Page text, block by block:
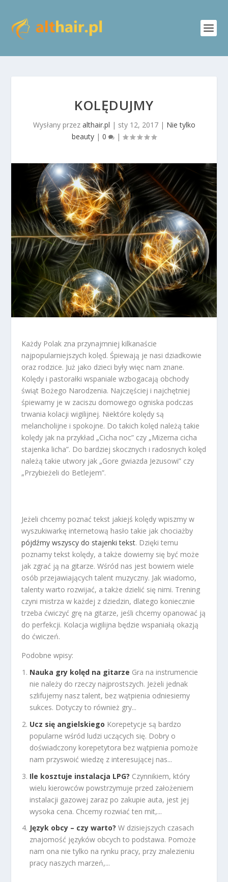
KOLĘDUJMY
Wysłany przez althair.pl | sty 12, 2017| Nie tylko
beauty | 0 |
Każdy Polak zna przynajmniej kilkanaście
najpopularniejszych kolęd. Śpiewają je nasi dziadkowie
oraz rodzice. Już jako dzieci były więc nam znane.
Kolędy i pastorałki wspaniale wzbogacają obchody
świąt Bożego Narodzenia. Najczęściej i najchętniej
śpiewamy je w zaciszu domowego ogniska podczas
trwania kolacji wigilijnej. Niektóre kolędy są
melancholijne i spokojne. Do takich kolęd należą takie
kolędy jak na przykład „Cicha noc” czy „Mizerna cicha
stajenka licha”. Do bardziej skocznych i radosnych kolęd
należą takie utwory jak „Gore gwiazda Jezusowi” czy
„Przybieżeli do Betlejem”.
Jeżeli chcemy poznać tekst jakiejś kolędy wpiszmy w
wyszukiwarkę internetową hasło takie jak chociażby
pójdźmy wszyscy do stajenki tekst. Dzięki temu
poznamy tekst kolędy, a także dowiemy się być może
jak zgrać ją na gitarze. Wśród nas jest bowiem wiele
osób przejawiających talent muzyczny. Jak wiadomo,
talenty warto rozwijać, a także dzielić się nimi. Trening
czyni mistrza w każdej z dziedzin, dlatego koniecznie
trzeba ćwiczyć grę na gitarze, jeśli chcemy opanować ją
do perfekcji. Kolacja wigilijna będzie wspaniałą okazją
do ćwiczeń.
Podobne wpisy:
Nauka gry kolęd na gitarze Gra na instrumencie
nie należy do rzeczy najprostszych. Jeżeli jednak
szlifujemy nasz talent, bez wątpienia odniesiemy
sukces. Dotyczy to również gry...
Ucz się angielskiego Korepetycje są bardzo
popularne wśród ludzi uczących się. Dobry o
doświadczony korepetytora bez wątpienia pomoże
nam przyswoić wiedzę z interesującej nas...
Ile kosztuje instalacja LPG? Czynnikiem, który
wielu kierowców powstrzymuje przed założeniem
instalacji gazowej zaraz po zakupie auta, jest jej
wysoka cena. Chcemy rozwiać ten mit,...
Język obcy – czy warto? W dzisiejszych czasach
znajomość języków obcych to podstawa. Pomoże
nam ona nie tylko na rynku pracy, przy znalezieniu
pracy naszych marzeń,...